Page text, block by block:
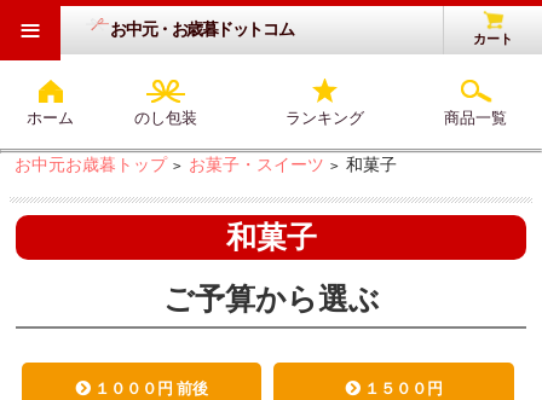
お中元・お歳暮ドットコム カート
ホーム のし包装 ランキング 商品一覧
≡
お中元お歳暮トップ > お菓子・スイーツ > 和菓子
和菓子
ご予算から選ぶ
１０００円 前後 １５００円